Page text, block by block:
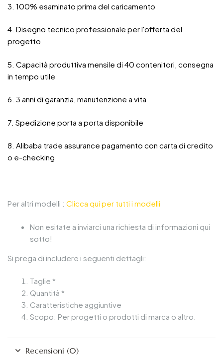
3. 100% esaminato prima del caricamento
4. Disegno tecnico professionale per l'offerta del
progetto
5. Capacità produttiva mensile di 40 contenitori, consegna
in tempo utile
6. 3 anni di garanzia, manutenzione a vita
7. Spedizione porta a porta disponibile
8. Alibaba trade assurance pagamento con carta di credito
o e-checking
Per altri modelli : Clicca qui per tutti i modelli
Non esitate a inviarci una richiesta di informazioni qui
sotto!
Si prega di includere i seguenti dettagli:
Taglie *
Quantità *
Caratteristiche aggiuntive
Scopo: Per progetti o prodotti di marca o altro.
Recensioni (0)